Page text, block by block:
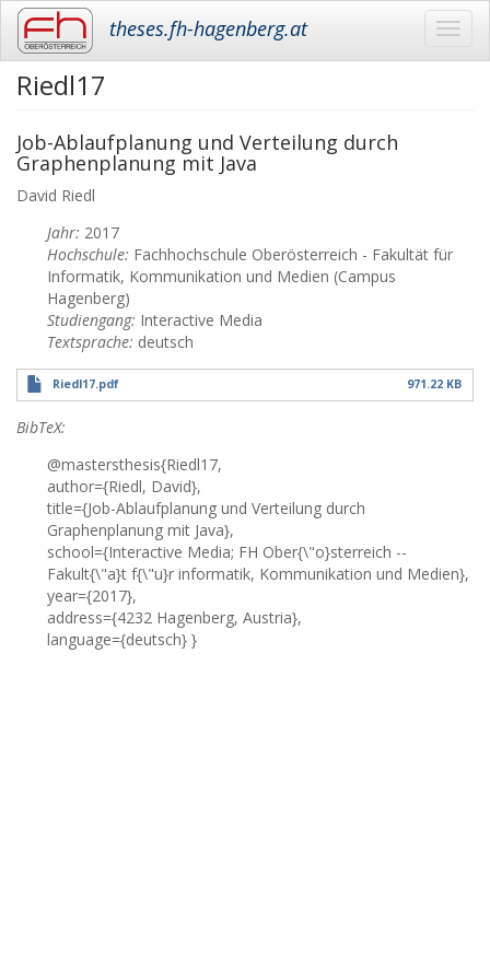
Skip
content
theses.fh-hagenberg.at
Riedl17
Job-Ablaufplanung und Verteilung durch
Graphenplanung mit Java
David Riedl
Jahr: 2017
Hochschule: Fachhochschule Oberösterreich - Fakultät für
Informatik, Kommunikation und Medien (Campus
Hagenberg)
Studiengang: Interactive Media
Textsprache: deutsch
Riedl17.pdf 971.22 KB
BibTeX:
@mastersthesis{Riedl17,
author={Riedl, David},
title={Job-Ablaufplanung und Verteilung durch
Graphenplanung mit Java},
school={Interactive Media; FH Ober{\"o}sterreich --
Fakult{\"a}t f{\"u}r informatik, Kommunikation und Medien},
year={2017},
address={4232 Hagenberg, Austria},
language={deutsch} }